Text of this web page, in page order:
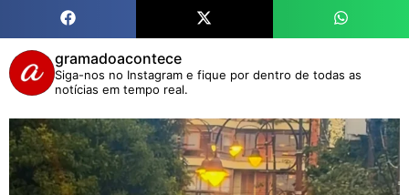
gramadoacontece
Siga-nos no Instagram e fique por dentro de todas as
notícias em tempo real.